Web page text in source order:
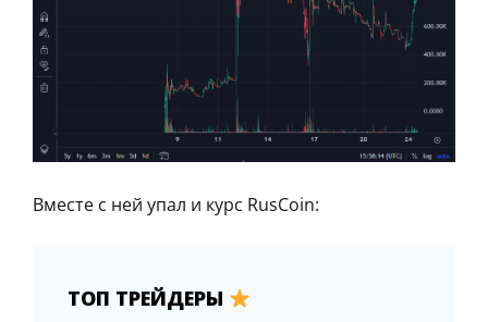
Вместе с ней упал и курс RusCoin:
ТОП ТРЕЙДЕРЫ